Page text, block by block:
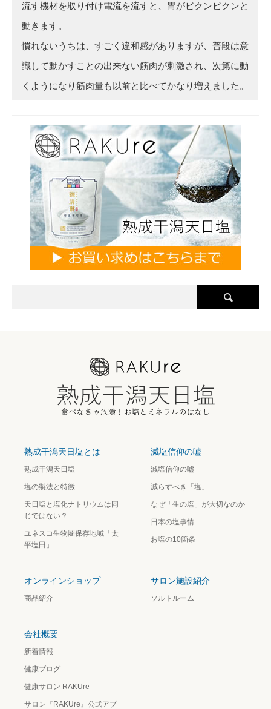
流す機材を取り付け電流を流すと、胃がビクンビクンと
動きます。
慣れないうちは、すごく違和感がありますが、普段は意
識して動かすことの出来ない筋肉が刺激され、次第に動
くようになり筋肉量も以前と比べてかなり増えました。
熟成干潟天日塩とは
熟成干潟天日塩
塩の製法と特徴
天日塩と塩化ナトリウムは同
じではない？
ユネスコ生物圏保存地域「太
平塩田」
減塩信仰の嘘
減塩信仰の嘘
減らすべき「塩」
なぜ「生の塩」が大切なのか
日本の塩事情
お塩の10箇条
オンラインショップ
商品紹介
サロン施設紹介
ソルトルーム
会社概要
新着情報
健康ブログ
健康サロン RAKUre
サロン『RAKUre』公式アプ